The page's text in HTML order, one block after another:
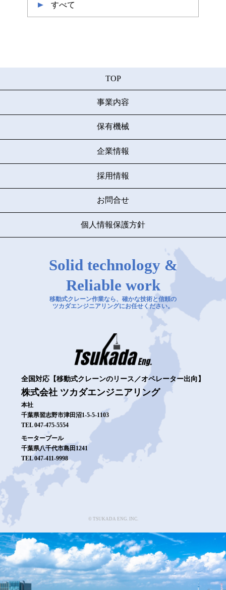
すべて
TOP
事業内容
保有機械
企業情報
採用情報
お問合せ
個人情報保護方針
Solid technology &
Reliable work
移動式クレーン作業なら、確かな技術と信頼の
ツカダエンジニアリングにお任せください。
全国対応【移動式クレーンのリース／オペレーター出向】
株式会社 ツカダエンジニアリング
本社
千葉県習志野市津田沼1-5-5-1103
TEL 047-475-5554
モータープール
千葉県八千代市島田1241
TEL 047-411-9998
© TSUKADA ENG. INC.